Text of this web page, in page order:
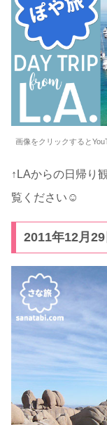
画像をクリックすると
↑LAからの日帰り
覧ください☺
2011年12月29